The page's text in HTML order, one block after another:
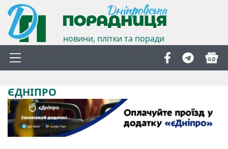
новини, плітки та поради
ЄДНІПРО